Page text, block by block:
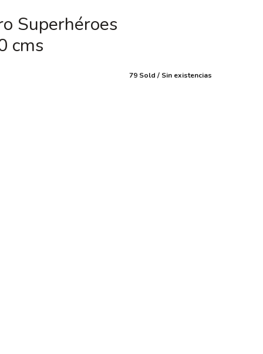
Superhéroes
cms
79 Sold Sin existencias